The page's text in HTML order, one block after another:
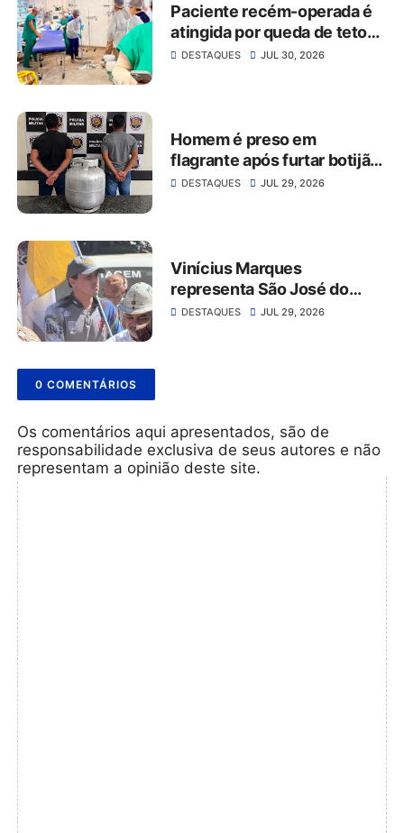
Paciente recém-operada é
atingida por queda de teto
no Hospital da Restauração
DESTAQUES JUL 30, 2026
Homem é preso em
flagrante após furtar botijão
de gás de estabelecimento
DESTAQUES JUL 29, 2026
Vinícius Marques
representa São José do
Belmonte na 56ª Missa do
DESTAQUES JUL 29, 2026
0 COMENTÁRIOS
Os comentários aqui apresentados, são de
responsabilidade exclusiva de seus autores e não
representam a opinião deste site.